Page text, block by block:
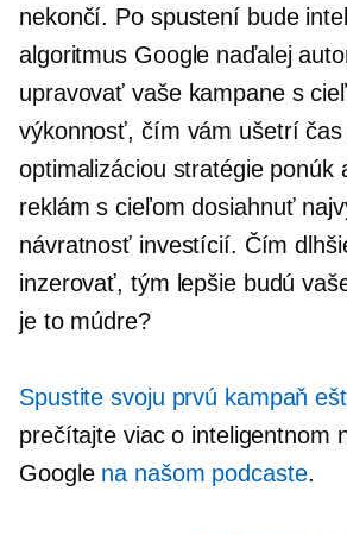
nekončí. Po spustení bude
algoritmus Google naďalej
upravovať vaše kampane s
výkonnosť, čím vám ušetrí čas
optimalizáciou stratégie ponúk
reklám s cieľom dosiahnuť
návratnosť investícií. Čím
inzerovať, tým lepšie budú
je to múdre?
Spustite svoju prvú kampaň
prečítajte viac o inteligentnom
Google na našom podcaste.